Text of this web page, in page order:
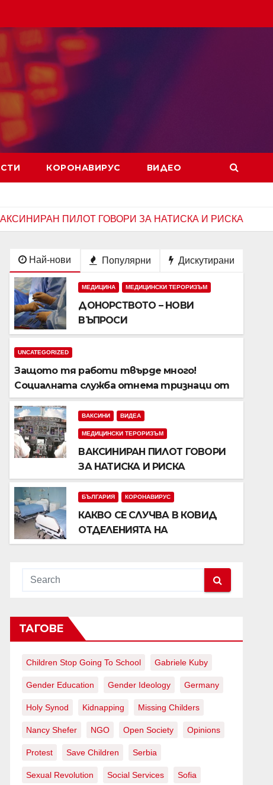
КОРОНАВИРУС ВИДЕО
ГОВОРИ ЗА НАТИСКА И РИСКА КАКВО СЕ
БЪЛГАРИЯ КОРОНАВИРУС
КАКВО СЕ СЛУЧВА В
НА БОЛНИЦИТЕ?
НОЕ. 17, 2021 ЕКИП ДОБРО УТРО
Най-нови Популярни Дискутирани
МЕДИЦИНА МЕДИЦИНСКИ ТЕРОРИЗЪМ
ДОНОРСТВОТО – НОВИ
ВЪПРОСИ
UNCATEGORIZED
Защото тя работи твърде много!
Социалната служба отнема тризнаци от
мама.
ВАКСИНИ ВИДЕА
МЕДИЦИНСКИ ТЕРОРИЗЪМ
ВАКСИНИРАН ПИЛОТ ГОВОРИ
ЗА НАТИСКА И РИСКА
БЪЛГАРИЯ КОРОНАВИРУС
КАКВО СЕ СЛУЧВА В КОВИД
ОТДЕЛЕНИЯТА НА
БОЛНИЦИТЕ?
ТАГОВЕ
Children Stop Going To School Gabriele Kuby
Gender Education Gender Ideology Germany
Holy Synod Kidnapping Missing Childers
Nancy Shefer NGO Open Society Opinions
Protest Save Children Serbia
Sexual Revolution Social Services Sofia